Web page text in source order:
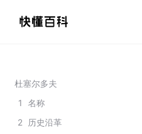
杜塞尔多夫
1
名称
2
历史沿革